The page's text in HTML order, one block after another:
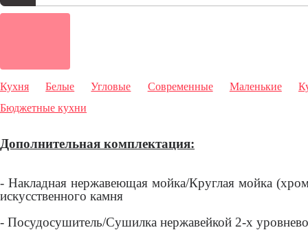
Кухня Белые Угловые Современные Маленькие
Бюджетные кухни
Дополнительная комплектация:
- Накладная нержавеющая мойка/Круглая мойка
искусственного камня
- Посудосушитель/Сушилка нержавейкой 2-х